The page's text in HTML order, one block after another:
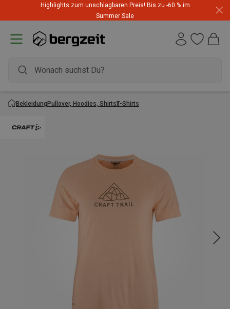
Highlights zum unschlagbaren Preis! Bis zu -60 % im
Summer Sale
BekleidungPullover, Hoodies, ShirtsT-Shirts